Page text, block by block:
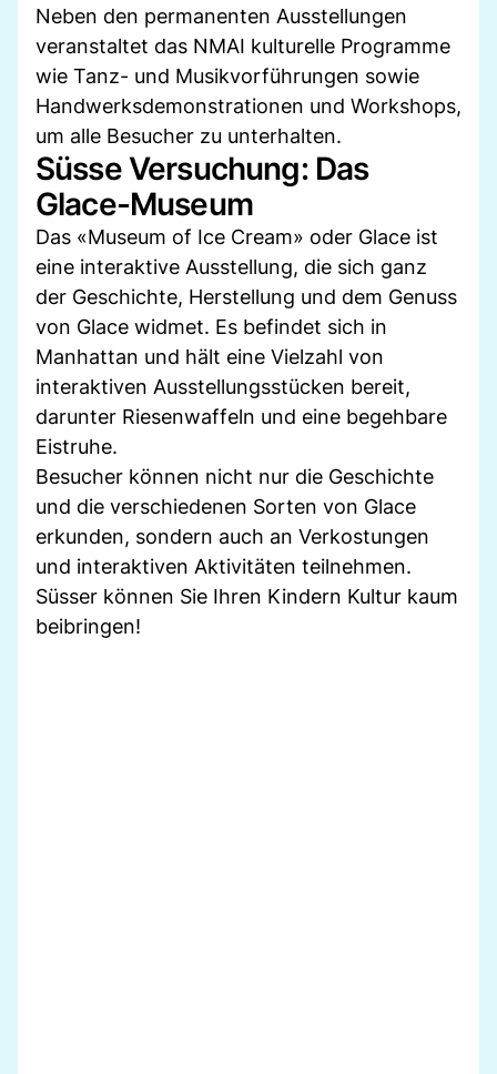
Neben den permanenten Ausstellungen
veranstaltet das NMAI kulturelle Programme
wie Tanz- und Musikvorführungen sowie
Handwerksdemonstrationen und Workshops,
um alle Besucher zu unterhalten.
Süsse Versuchung: Das
Glace-Museum
Das «Museum of Ice Cream» oder Glace ist
eine interaktive Ausstellung, die sich ganz
der Geschichte, Herstellung und dem Genuss
von Glace widmet. Es befindet sich in
Manhattan und hält eine Vielzahl von
interaktiven Ausstellungsstücken bereit,
darunter Riesenwaffeln und eine begehbare
Eistruhe.
Besucher können nicht nur die Geschichte
und die verschiedenen Sorten von Glace
erkunden, sondern auch an Verkostungen
und interaktiven Aktivitäten teilnehmen.
Süsser können Sie Ihren Kindern Kultur kaum
beibringen!